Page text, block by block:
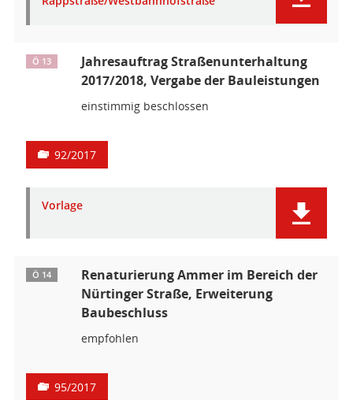
Ö 13
Jahresauftrag Straßenunterhaltung
2017/2018, Vergabe der Bauleistungen
einstimmig beschlossen
92/2017
Vorlage
Ö 14
Renaturierung Ammer im Bereich der
Nürtinger Straße, Erweiterung
Baubeschluss
empfohlen
95/2017